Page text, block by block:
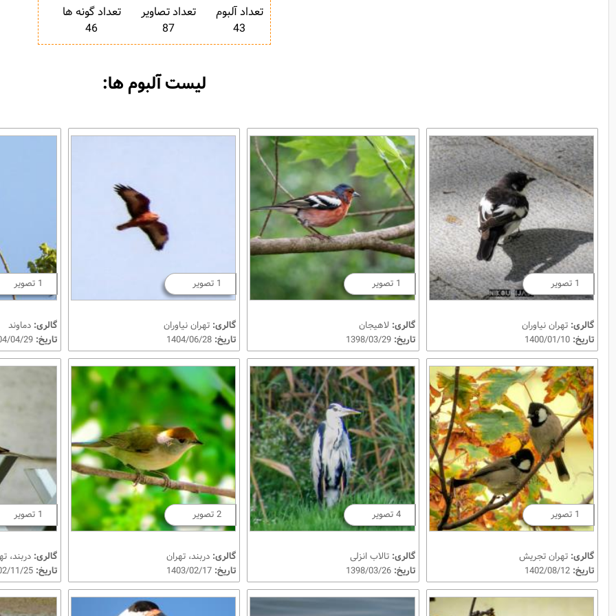
تعداد آلبوم
43
تعداد تصاویر
87
تعداد گونه ها
46
لیست آلبوم ها:
1 تصویر
گالری: تهران نیاوران
تاریخ:
1 تصویر
گالری: لاهیجان
تاریخ: 1398/03/29
1 تصویر
گالری: تهران نیاوران
تاریخ:
1 تصویر
گالری: دماوند
تاریخ: 1404/04/29
1 تصویر
گالری: تهران تجریش
تاریخ:
4 تصویر
گالری: تالاب انزلی
تاریخ: 1398/03/26
2 تصویر
گالری: دربند، تهران
تاریخ:
1 تصویر
گالری: دربند،
تاریخ: 1402/11/25